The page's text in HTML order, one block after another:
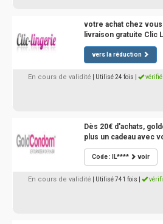
votre achat chez
livraison gratuite Clic
vers la réduction
En cours de validité | Utilisé 24 fois vérifié
Dès 20€ d'achats,
plus un cadeau avec
Code : IL**** voir
En cours de validité | Utilisé 741 fois